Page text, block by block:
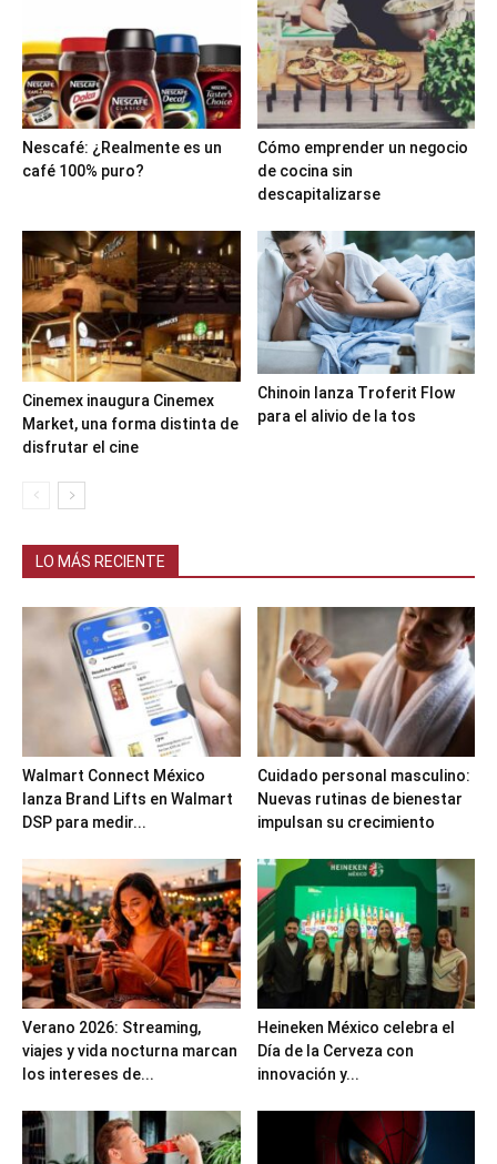
Nescafé: ¿Realmente es un
café 100% puro?
Cómo emprender un negocio
de cocina sin
descapitalizarse
Cinemex inaugura Cinemex
Market, una forma distinta de
disfrutar el cine
Chinoin lanza Troferit Flow
para el alivio de la tos
LO MÁS RECIENTE
Walmart Connect México
lanza Brand Lifts en Walmart
DSP para medir...
Cuidado personal masculino:
Nuevas rutinas de bienestar
impulsan su crecimiento
Verano 2026: Streaming,
viajes y vida nocturna marcan
los intereses de...
Heineken México celebra el
Día de la Cerveza con
innovación y...